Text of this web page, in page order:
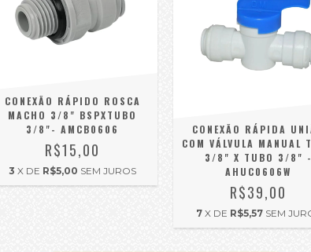
CONEXÃO RÁPIDO ROSCA
MACHO 3/8" BSPXTUBO
3/8"- AMCB0606
R$15,00
3 X DE R$5,00 SEM JUROS
CONEXÃO RÁPIDA
COM VÁLVULA MANUAL
3/8" X TUBO 3/8" -
AHUC0606W
R$39,00
7 X DE R$5,57 SEM